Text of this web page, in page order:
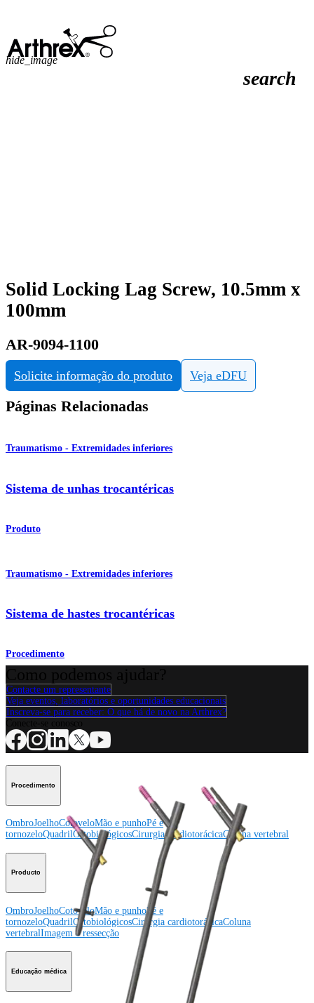
search
hide_image
Solid Locking Lag Screw, 10.5mm x
100mm
AR-9094-1100
Solicite informação do produto Veja eDFU
Páginas Relacionadas
Traumatismo - Extremidades inferiores
Sistema de unhas trocantéricas
Produto
Traumatismo - Extremidades inferiores
Sistema de hastes trocantéricas
Procedimento
Contacte um representante
Veja eventos, laboratórios e oportunidades educacionais
Inscreva-se para receber: O que há de novo na Arthrex?
Procedimento
OmbroJoelhoCotoveloMão e punhoPé e
tornozeloQuadrilOrtobiológicosCirurgia cardiotorácicaColuna vertebral
Producto
OmbroJoelhoCotoveloMão e punhoPé e
tornozeloQuadrilOrtobiológicosCirurgia cardiotorácicaColuna
vertebralImagem e ressecção
Educação médica